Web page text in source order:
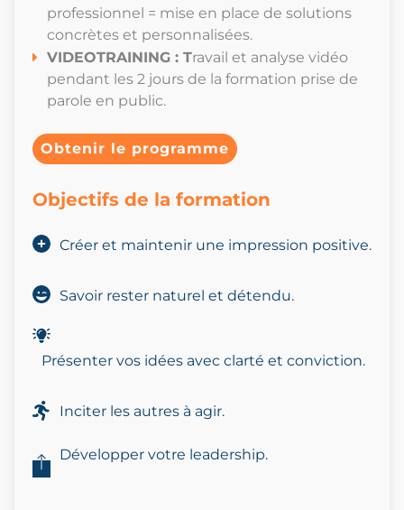
professionnel = mise en place de solutions
concrètes et personnalisées.
VIDEOTRAINING : Travail et analyse vidéo
pendant les 2 jours de la formation prise de
parole en public.
Obtenir le programme
Objectifs de la formation
Créer et maintenir une impression positive.
Savoir rester naturel et détendu.
Présenter vos idées avec clarté et conviction.
Inciter les autres à agir.
Développer votre leadership.